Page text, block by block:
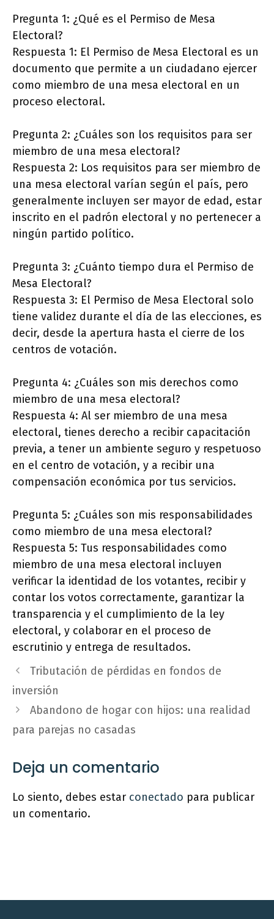
Pregunta 1: ¿Qué es el Permiso de Mesa
Electoral?
Respuesta 1: El Permiso de Mesa Electoral es un
documento que permite a un ciudadano ejercer
como miembro de una mesa electoral en un
proceso electoral.
Pregunta 2: ¿Cuáles son los requisitos para ser
miembro de una mesa electoral?
Respuesta 2: Los requisitos para ser miembro de
una mesa electoral varían según el país, pero
generalmente incluyen ser mayor de edad, estar
inscrito en el padrón electoral y no pertenecer a
ningún partido político.
Pregunta 3: ¿Cuánto tiempo dura el Permiso de
Mesa Electoral?
Respuesta 3: El Permiso de Mesa Electoral solo
tiene validez durante el día de las elecciones, es
decir, desde la apertura hasta el cierre de los
centros de votación.
Pregunta 4: ¿Cuáles son mis derechos como
miembro de una mesa electoral?
Respuesta 4: Al ser miembro de una mesa
electoral, tienes derecho a recibir capacitación
previa, a tener un ambiente seguro y respetuoso
en el centro de votación, y a recibir una
compensación económica por tus servicios.
Pregunta 5: ¿Cuáles son mis responsabilidades
como miembro de una mesa electoral?
Respuesta 5: Tus responsabilidades como
miembro de una mesa electoral incluyen
verificar la identidad de los votantes, recibir y
contar los votos correctamente, garantizar la
transparencia y el cumplimiento de la ley
electoral, y colaborar en el proceso de
escrutinio y entrega de resultados.
Tributación de pérdidas en fondos de
inversión
Abandono de hogar con hijos: una realidad
para parejas no casadas
Deja un comentario
Lo siento, debes estar conectado para publicar
un comentario.